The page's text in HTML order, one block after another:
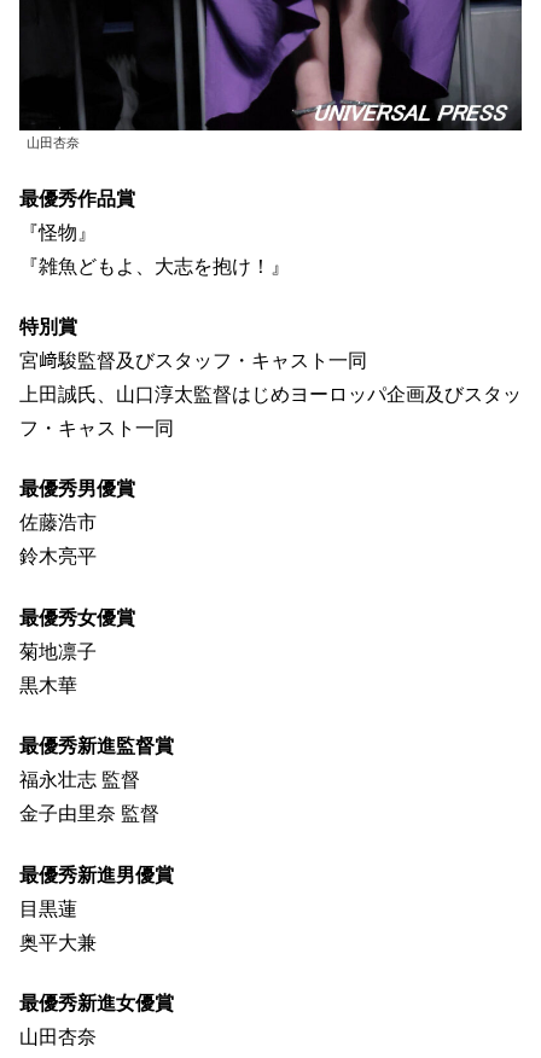
山田杏奈
最優秀作品賞
『怪物』
『雑魚どもよ、大志を抱け！』
特別賞
宮﨑駿監督及びスタッフ・キャスト一同
上田誠氏、山口淳太監督はじめヨーロッパ企画及びスタッ
フ・キャスト一同
最優秀男優賞
佐藤浩市
鈴木亮平
最優秀女優賞
菊地凛子
黒木華
最優秀新進監督賞
福永壮志 監督
金子由里奈 監督
最優秀新進男優賞
目黒蓮
奥平大兼
最優秀新進女優賞
山田杏奈